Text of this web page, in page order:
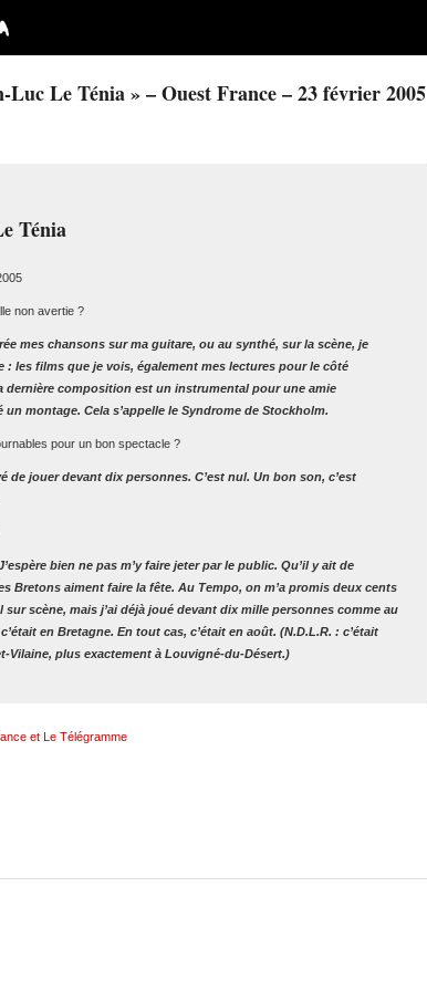
Luc Le Ténia » – Ouest France – 23 février 2005
Ténia
non avertie ?
mes chansons sur ma guitare, ou au synthé, sur la scène, je
: les films que je vois, également mes lectures pour le côté
dernière composition est un instrumental pour une amie
montage. Cela s’appelle le Syndrome de Stockholm.
pour un bon spectacle ?
de jouer devant dix personnes. C’est nul. Un bon son, c’est
bien ne pas m’y faire jeter par le public. Qu’il y ait de
Bretons aiment faire la fête. Au Tempo, on m’a promis deux cents
scène, mais j’ai déjà joué devant dix mille personnes comme au
en Bretagne. En tout cas, c’était en août. (N.D.L.R. : c’était
Vilaine, plus exactement à Louvigné-du-Désert.)
et Le Télégramme